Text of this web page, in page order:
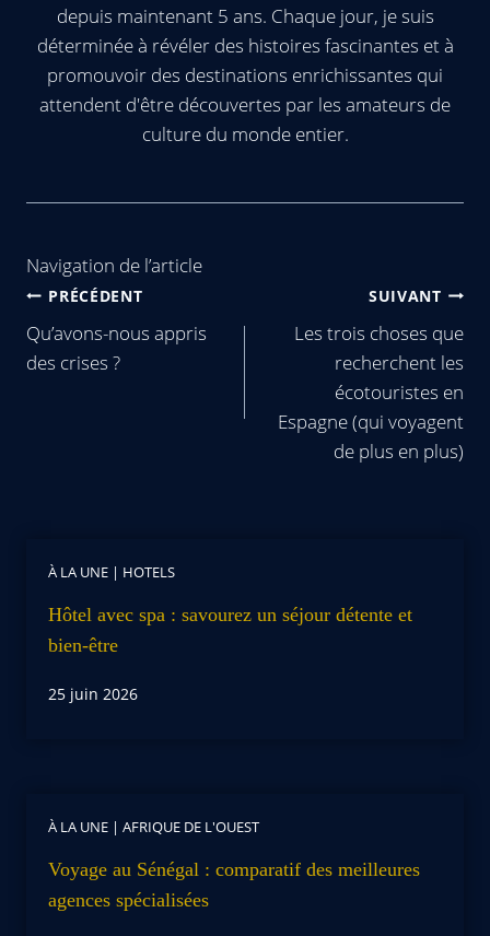
depuis maintenant 5 ans. Chaque jour, je suis
déterminée à révéler des histoires fascinantes et à
promouvoir des destinations enrichissantes qui
attendent d'être découvertes par les amateurs de
culture du monde entier.
Navigation de l’article
PRÉCÉDENT
Qu’avons-nous appris
des crises ?
SUIVANT
Les trois choses que
recherchent les
écotouristes en
Espagne (qui voyagent
de plus en plus)
À LA UNE | HOTELS
Hôtel avec spa : savourez un séjour détente et
bien-être
25 juin 2026
À LA UNE | AFRIQUE DE L'OUEST
Voyage au Sénégal : comparatif des meilleures
agences spécialisées